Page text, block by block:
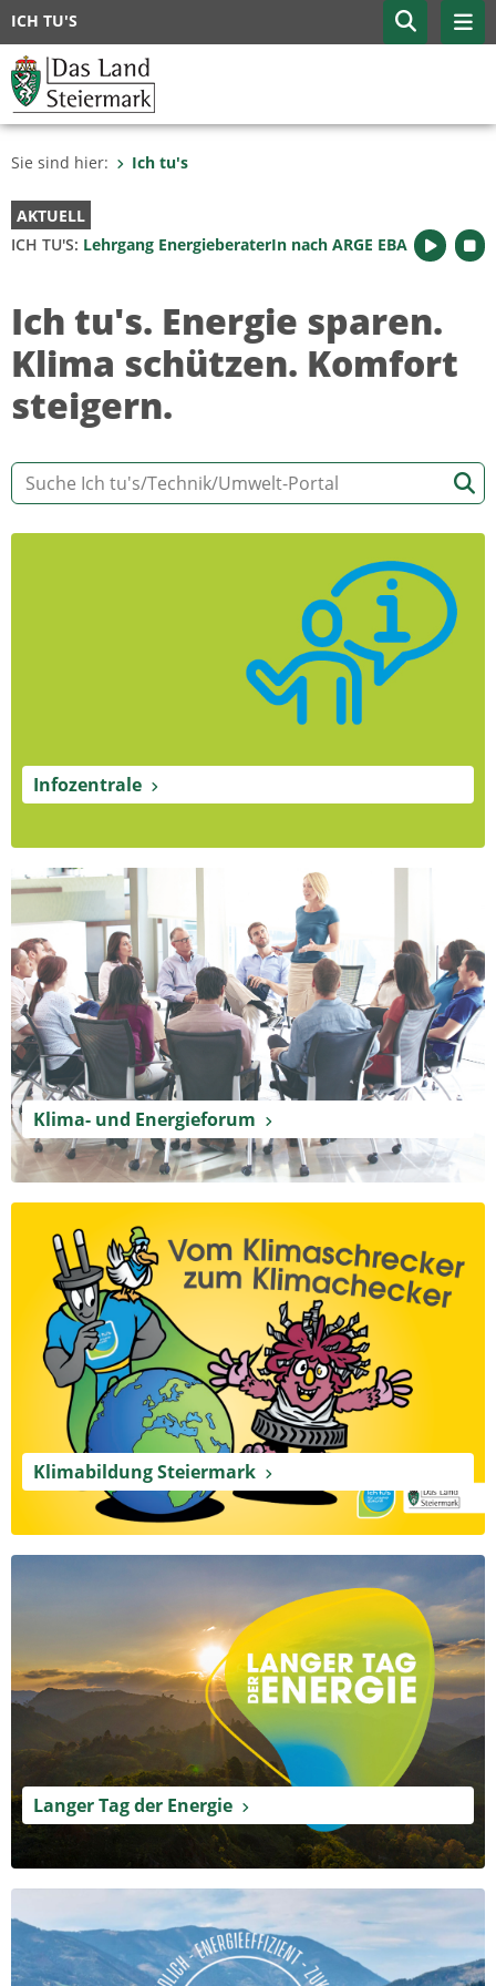
ICH TU'S
Sie sind hier: Ich tu's
AKTUELL
ICH TU'S: Lehrgang EnergieberaterIn nach ARGE EBA
Ich tu's. Energie sparen.
Klima schützen. Komfort
steigern.
Infozentrale
Klima- und Energieforum
Klimabildung Steiermark
Langer Tag der Energie